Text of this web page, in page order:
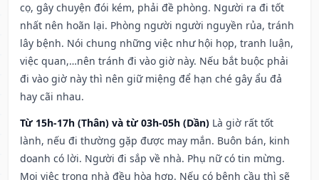
cọ, gây chuyện đói kém, phải đề phòng. Người ra đi tốt
nhất nên hoãn lại. Phòng người người nguyền rủa, tránh
lây bệnh. Nói chung những việc như hội họp, tranh luận,
việc quan,…nên tránh đi vào giờ này. Nếu bắt buộc phải
đi vào giờ này thì nên giữ miệng để hạn ché gây ẩu đả
hay cãi nhau.
Từ 15h-17h (Thân) và từ 03h-05h (Dần) Là giờ rất tốt
lành, nếu đi thường gặp được may mắn. Buôn bán, kinh
doanh có lời. Người đi sắp về nhà. Phụ nữ có tin mừng.
Mọi việc trong nhà đều hòa hợp. Nếu có bệnh cầu thì sẽ